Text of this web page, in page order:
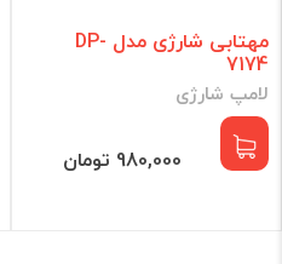
مهتابی شارژی مدل DP-
7174
لامپ شارژی
980,000 تومان